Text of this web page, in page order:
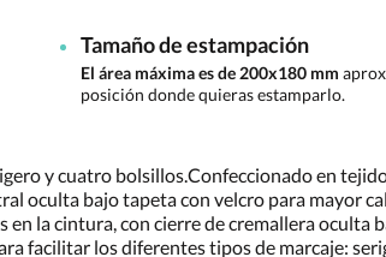
Tamaño de estampación
El área máxima es de 200x180 mm
posición donde quieras estamparlo.
y cuatro bolsillos.Confeccionado en
oculta bajo tapeta con velcro para mayor
en la cintura, con cierre de cremallera
facilitar los diferentes tipos de marcaje: